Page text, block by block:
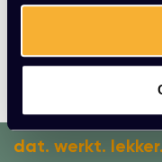
Voor meer inspiratie of
jouw ideale kantoor kun
dat. werkt. lekker.